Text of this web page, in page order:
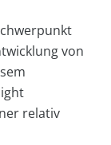
von
relativ